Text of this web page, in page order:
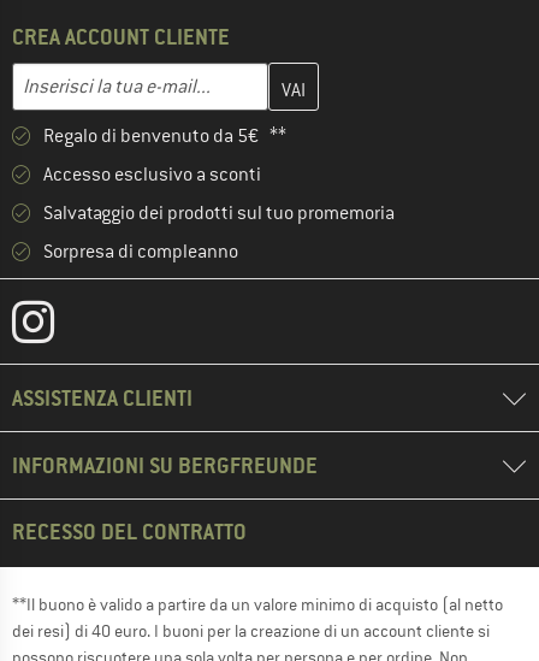
CREA ACCOUNT CLIENTE
Indirizzo e-mail
Inserisci qui il tuo indirizzo e-mail e crea il tuo account cliente
Regalo di benvenuto da 5€ **
Accesso esclusivo a sconti
Salvataggio dei prodotti sul tuo promemoria
Sorpresa di compleanno
ASSISTENZA CLIENTI
INFORMAZIONI SU BERGFREUNDE
RECESSO DEL CONTRATTO
**Il buono è valido a partire da un valore minimo di acquisto (al netto
dei resi) di 40 euro. I buoni per la creazione di un account cliente si